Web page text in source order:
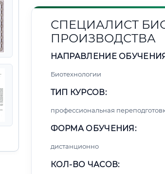
СПЕЦИАЛИСТ
ПРОИЗВОДСТВА
НАПРАВЛЕНИЕ
Биотехнологии
ТИП КУРСОВ:
профессиональная
ФОРМА ОБУЧЕНИЯ:
дистанционно
КОЛ-ВО ЧАСОВ: